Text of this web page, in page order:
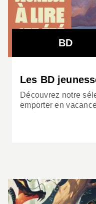
BD
Les BD
Découvrez notre
emporter en